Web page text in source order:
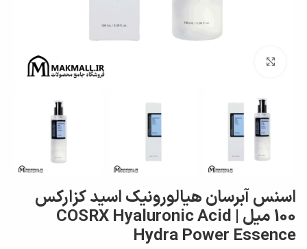
اسنس آبرسان هیالورونیک اسید کزارکس
100 میل | COSRX Hyaluronic Acid
Hydra Power Essence